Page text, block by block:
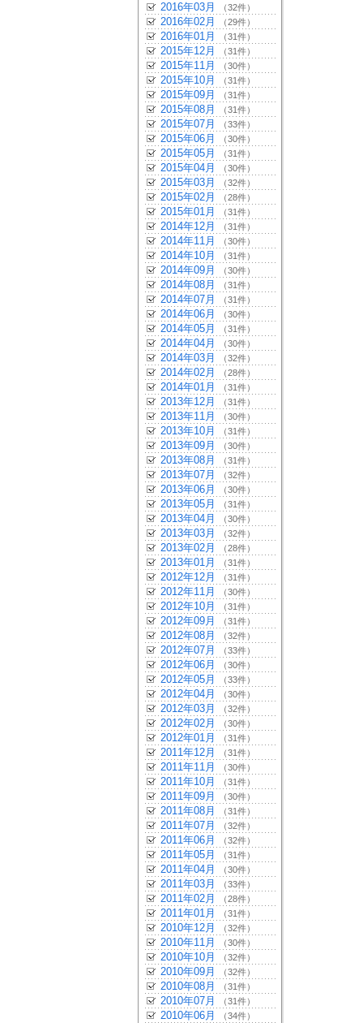
2016年03月 （32件）
2016年02月 （29件）
2016年01月 （31件）
2015年12月 （31件）
2015年11月 （30件）
2015年10月 （31件）
2015年09月 （31件）
2015年08月 （31件）
2015年07月 （33件）
2015年06月 （30件）
2015年05月 （31件）
2015年04月 （30件）
2015年03月 （32件）
2015年02月 （28件）
2015年01月 （31件）
2014年12月 （31件）
2014年11月 （30件）
2014年10月 （31件）
2014年09月 （30件）
2014年08月 （31件）
2014年07月 （31件）
2014年06月 （30件）
2014年05月 （31件）
2014年04月 （30件）
2014年03月 （32件）
2014年02月 （28件）
2014年01月 （31件）
2013年12月 （31件）
2013年11月 （30件）
2013年10月 （31件）
2013年09月 （30件）
2013年08月 （31件）
2013年07月 （32件）
2013年06月 （30件）
2013年05月 （31件）
2013年04月 （30件）
2013年03月 （32件）
2013年02月 （28件）
2013年01月 （31件）
2012年12月 （31件）
2012年11月 （30件）
2012年10月 （31件）
2012年09月 （31件）
2012年08月 （32件）
2012年07月 （33件）
2012年06月 （30件）
2012年05月 （33件）
2012年04月 （30件）
2012年03月 （32件）
2012年02月 （30件）
2012年01月 （31件）
2011年12月 （31件）
2011年11月 （30件）
2011年10月 （31件）
2011年09月 （30件）
2011年08月 （31件）
2011年07月 （32件）
2011年06月 （32件）
2011年05月 （31件）
2011年04月 （30件）
2011年03月 （33件）
2011年02月 （28件）
2011年01月 （31件）
2010年12月 （32件）
2010年11月 （30件）
2010年10月 （32件）
2010年09月 （32件）
2010年08月 （31件）
2010年07月 （31件）
2010年06月 （34件）